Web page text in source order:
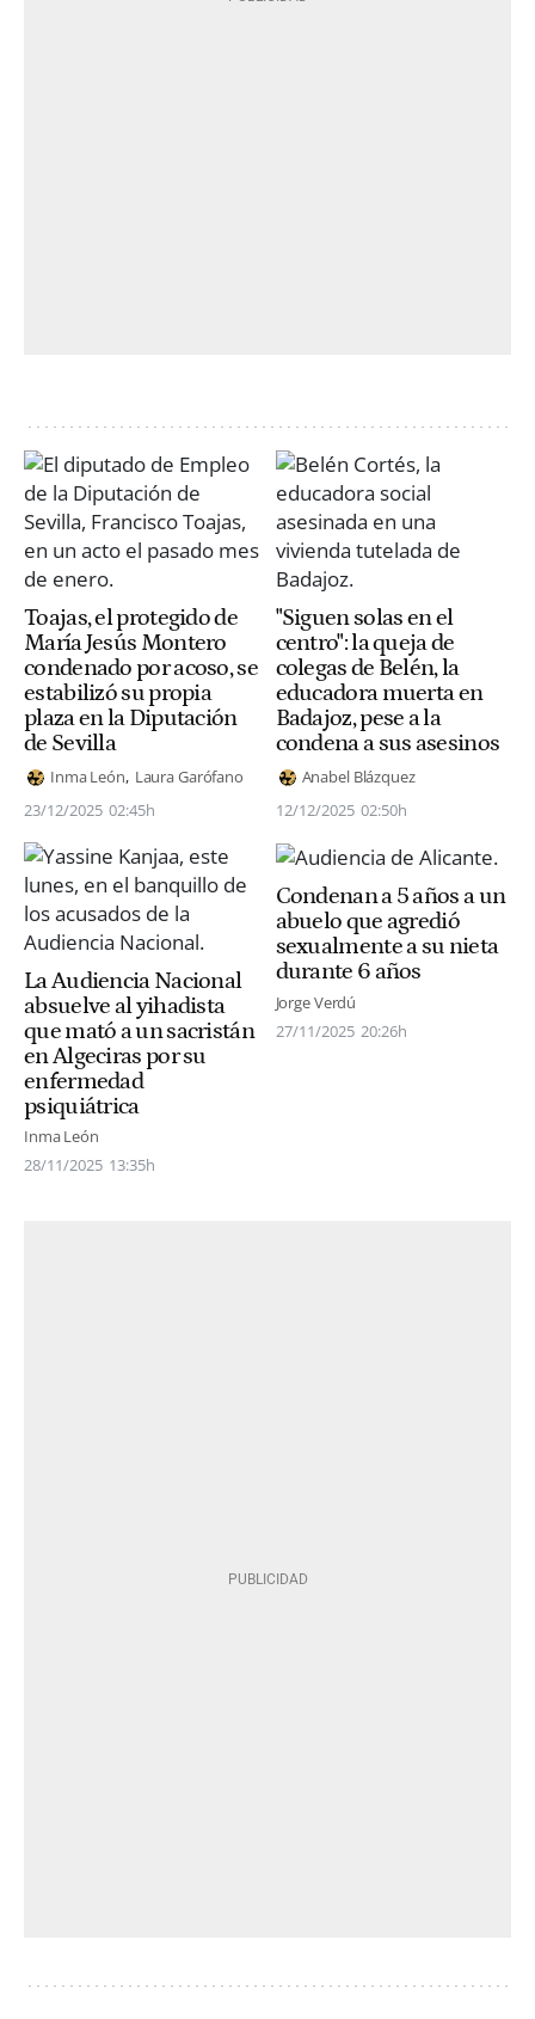
Toajas, el protegido de
María Jesús Montero
condenado por acoso, se
estabilizó su propia
plaza en la Diputación
de Sevilla
Inma León Laura Garófano
23/12/2025 02:45h
"Siguen solas en el
centro": la queja de
colegas de Belén, la
educadora muerta en
Badajoz, pese a la
condena a sus asesinos
Anabel Blázquez
12/12/2025 02:50h
La Audiencia Nacional
absuelve al yihadista
que mató a un sacristán
en Algeciras por su
enfermedad
psiquiátrica
Inma León
28/11/2025 13:35h
Condenan a 5 años a un
abuelo que agredió
sexualmente a su nieta
durante 6 años
Jorge Verdú
27/11/2025 20:26h